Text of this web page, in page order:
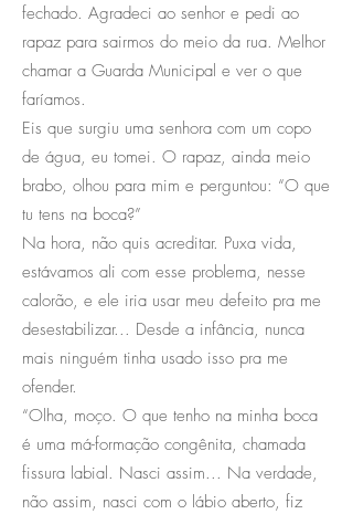
fechado. Agradeci ao senhor e pedi ao
rapaz para sairmos do meio da rua. Melhor
chamar a Guarda Municipal e ver o que
faríamos.
Eis que surgiu uma senhora com um copo
de água, eu tomei. O rapaz, ainda meio
brabo, olhou para mim e perguntou: “O que
tu tens na boca?”
Na hora, não quis acreditar. Puxa vida,
estávamos ali com esse problema, nesse
calorão, e ele iria usar meu defeito pra me
desestabilizar... Desde a infância, nunca
mais ninguém tinha usado isso pra me
ofender.
“Olha, moço. O que tenho na minha boca
é uma má-formação congênita, chamada
fissura labial. Nasci assim... Na verdade,
não assim, nasci com o lábio aberto, fiz